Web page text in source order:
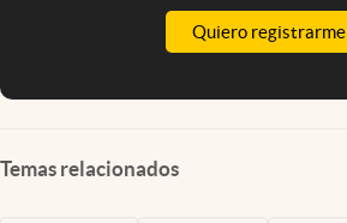
Quiero registrarme
Temas relacionados